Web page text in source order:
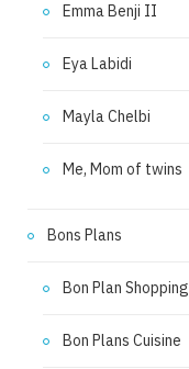
Emma Benji II
Eya Labidi
Mayla Chelbi
Me, Mom of twins
Bons Plans
Bon Plan Shopping
Bon Plans Cuisine